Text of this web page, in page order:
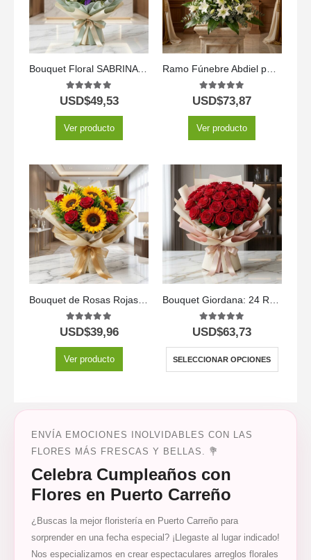
Bouquet Floral SABRINA de Rosas y Gerberas Amarillas 🌼
5.00out of 5
USD$49,53
Ver producto
Ramo Fúnebre Abdiel para un Adiós Respetuoso 🕊️
5.00out of 5
USD$73,87
Ver producto
5.00 out of 5
USD$39,96
Ver producto
5.00 out of 5
USD$63,73
SELECCIONAR OPCIONES
ENVÍA EMOCIONES INOLVIDABLES CON LAS
FLORES MÁS FRESCAS Y BELLAS. 💐
Celebra Cumpleaños con
Flores en Puerto Carreño
¿Buscas la mejor floristería en Puerto Carreño para
sorprender en una fecha especial? ¡Llegaste al lugar indicado!
Nos especializamos en crear espectaculares arreglos florales